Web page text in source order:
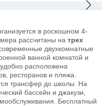
в роскошном 4-
рассчитаны на трех
двухкомнатные
ванной комнатой и
расположена
ресторанов и пляжа.
трансфер до школы. На
бассейн и джакузи,
Бесплатный